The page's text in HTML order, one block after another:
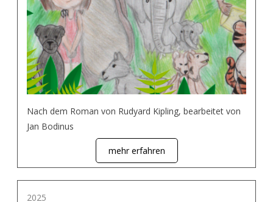
Nach dem Roman von Rudyard Kipling, bearbeitet von
Jan Bodinus
mehr erfahren
2025